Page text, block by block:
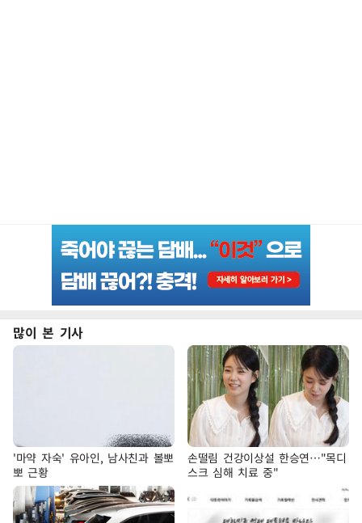
많이 본 기사
'마약 자숙' 유아인, 남사친과 볼뽀
뽀 근황
손떨림 건강이상설 한승연…"목디
스크 심해 치료 중"